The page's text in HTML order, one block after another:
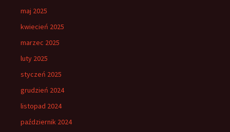
maj 2025
kwiecień 2025
marzec 2025
luty 2025
styczeń 2025
grudzień 2024
listopad 2024
październik 2024